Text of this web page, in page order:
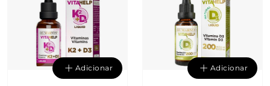
Adicionar Adicionar